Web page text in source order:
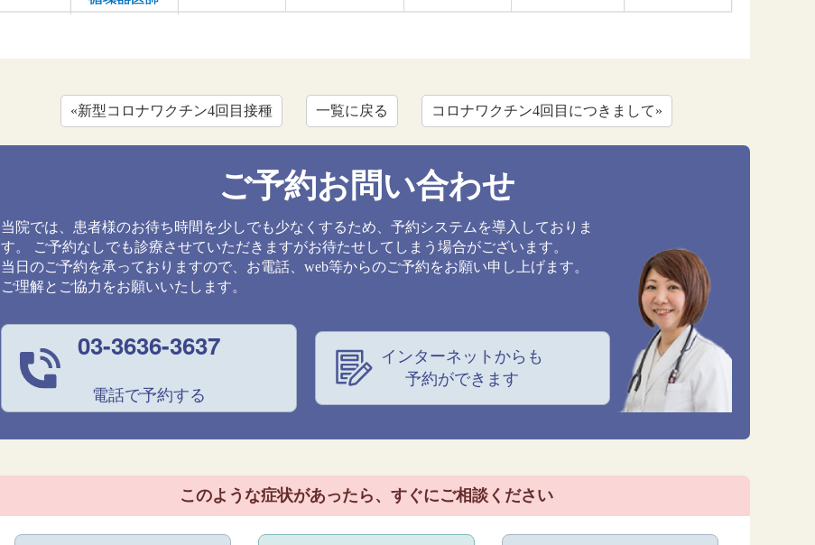
«新型コロナワクチン4回目接種 一覧に戻る コロナワクチン4回目につきまして»
ご予約お問い合わせ
当院では、患者様のお待ち時間を少しでも少なくするため、予約システムを導入しておりま
す。 ご予約なしでも診療させていただきますがお待たせしてしまう場合がございます。
当日のご予約を承っておりますので、お電話、web等からのご予約をお願い申し上げます。
ご理解とご協力をお願いいたします。
03-3636-3637
電話で予約する
インターネットからも
予約ができます
このような症状があったら、 すぐにご相談ください